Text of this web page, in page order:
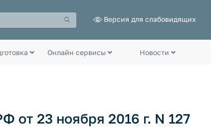
Версия для слабовидящих
Онлайн сервисы Новости
от 23 ноября 2016 г. N 127